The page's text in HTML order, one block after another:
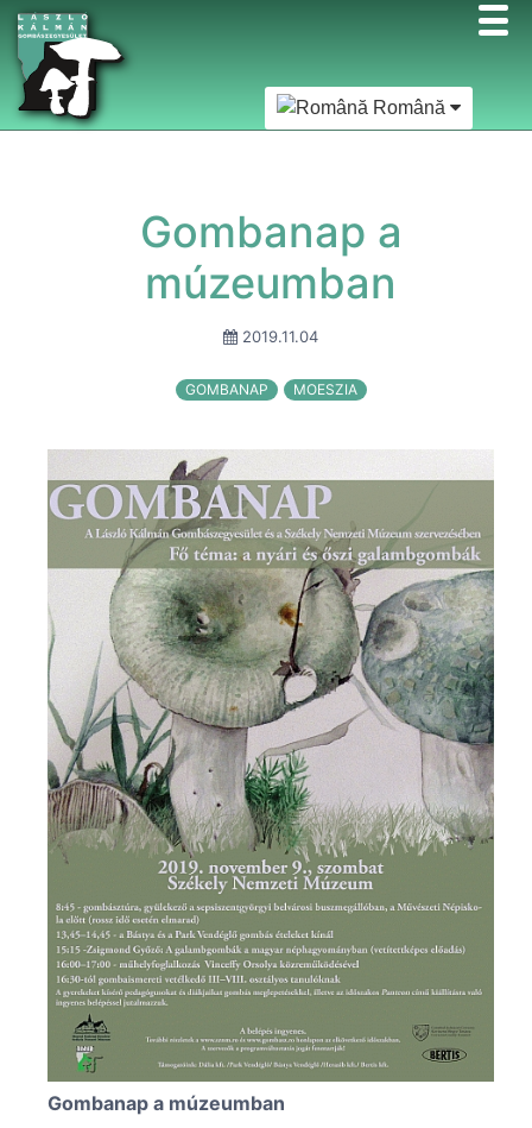
Română
Gombanap a
múzeumban
2019.11.04
GOMBANAP MOESZIA
Gombanap a múzeumban